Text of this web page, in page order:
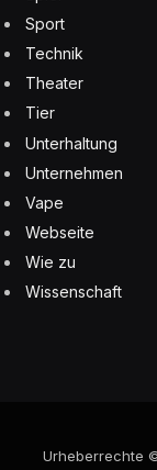
Sport
Technik
Theater
Tier
Unterhaltung
Unternehmen
Vape
Webseite
Wie zu
Wissenschaft
Urheberrechte